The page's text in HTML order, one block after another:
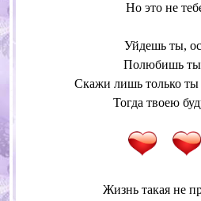
Но это не
Уйдешь ты,
Полюбишь ты
Скажи лишь только ты
Тогда твоею
Жизнь такая не